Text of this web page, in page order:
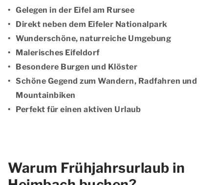
Gelegen in der Eifel am Rursee
Direkt neben dem Eifeler Nationalpark
Wunderschöne, naturreiche Umgebung
Malerisches Eifeldorf
Besondere Burgen und Klöster
Schöne Gegend zum Wandern, Radfahren und
Mountainbiken
Perfekt für einen aktiven Urlaub
Warum Frühjahrsurlaub in